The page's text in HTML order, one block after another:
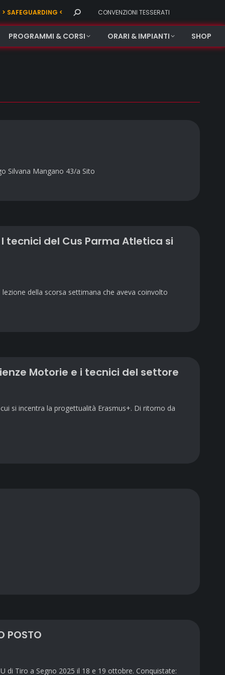
> SAFEGUARDING < Search: CONVENZIONI TESSERATI
PROGRAMMI & CORSI ORARI & IMPIANTI SHOP
Silvana Mangano 43/a Sito
tecnici del Cus Parma Atletica si
della scorsa settimana che aveva coinvolto
Motorie e i tecnici del settore
si incentra la progettualità Erasmus+. Di ritorno da
POSTO
di Tiro a Segno 2025 il 18 e 19 ottobre. Conquistate: